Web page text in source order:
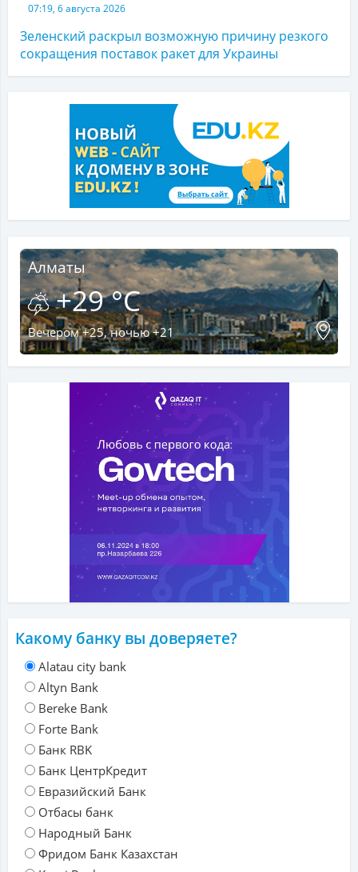
07:19, 6 августа 2026
Зеленский раскрыл возможную причину резкого
сокращения поставок ракет для Украины
Алматы
+29 °C
Вечером +25, ночью +21
Какому банку вы доверяете?
Alatau city bank
Altyn Bank
Bereke Bank
Forte Bank
Банк RBK
Банк ЦентрКредит
Евразийский Банк
Отбасы банк
Народный Банк
Фридом Банк Казахстан